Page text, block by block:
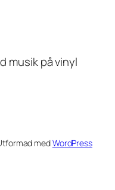
musik på vinyl
medWordPress